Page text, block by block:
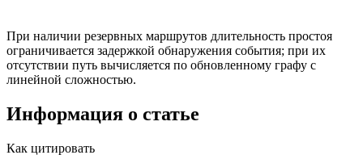
При наличии резервных маршрутов длительность простоя
ограничивается задержкой обнаружения события; при их
отсутствии путь вычисляется по обновленному графу с
линейной сложностью.
Информация о статье
Как цитировать